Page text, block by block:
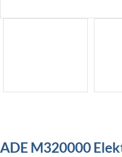
ADE M320000